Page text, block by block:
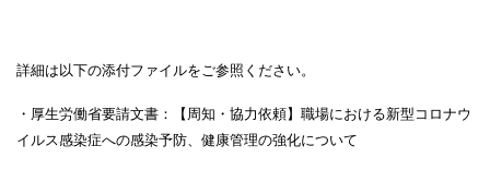
詳細は以下の添付ファイルをご参照ください。
・厚生労働省要請文書：【周知・協力依頼】職場における新型コロナウ
イルス感染症への感染予防、健康管理の強化について